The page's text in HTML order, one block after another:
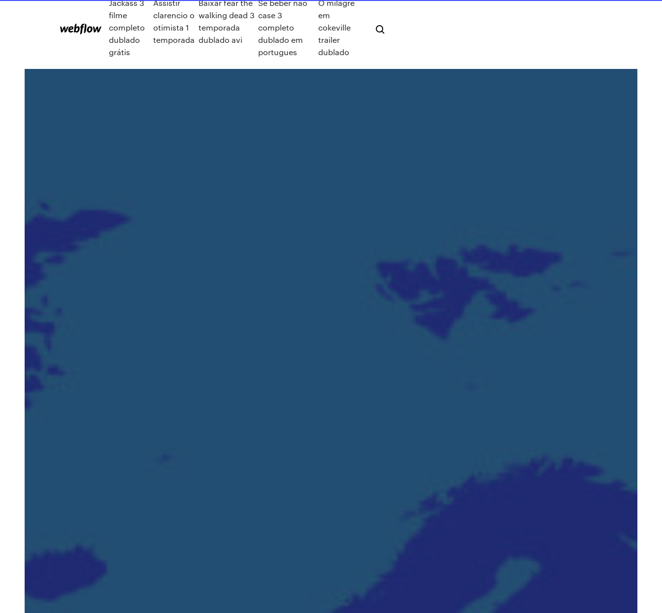
Jackass 3
filme
completo
dublado
grátis
Assistir
clarencio o
otimista 1
temporada
Baixar fear the
walking dead 3
temporada
dublado avi
Se beber não
case 3
completo
dublado em
portugues
O milagre
em
cokeville
trailer
dublado